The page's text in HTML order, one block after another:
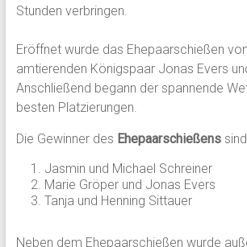
Stunden verbringen.
Eröffnet wurde das Ehepaarschießen
amtierenden Königspaar Jonas Evers
Anschließend begann der spannende
besten Platzierungen.
Die Gewinner des Ehepaarschießens
Jasmin und Michael Schreiner
Marie Gröper und Jonas Evers
Tanja und Henning Sittauer
Neben dem Ehepaarschießen wurde